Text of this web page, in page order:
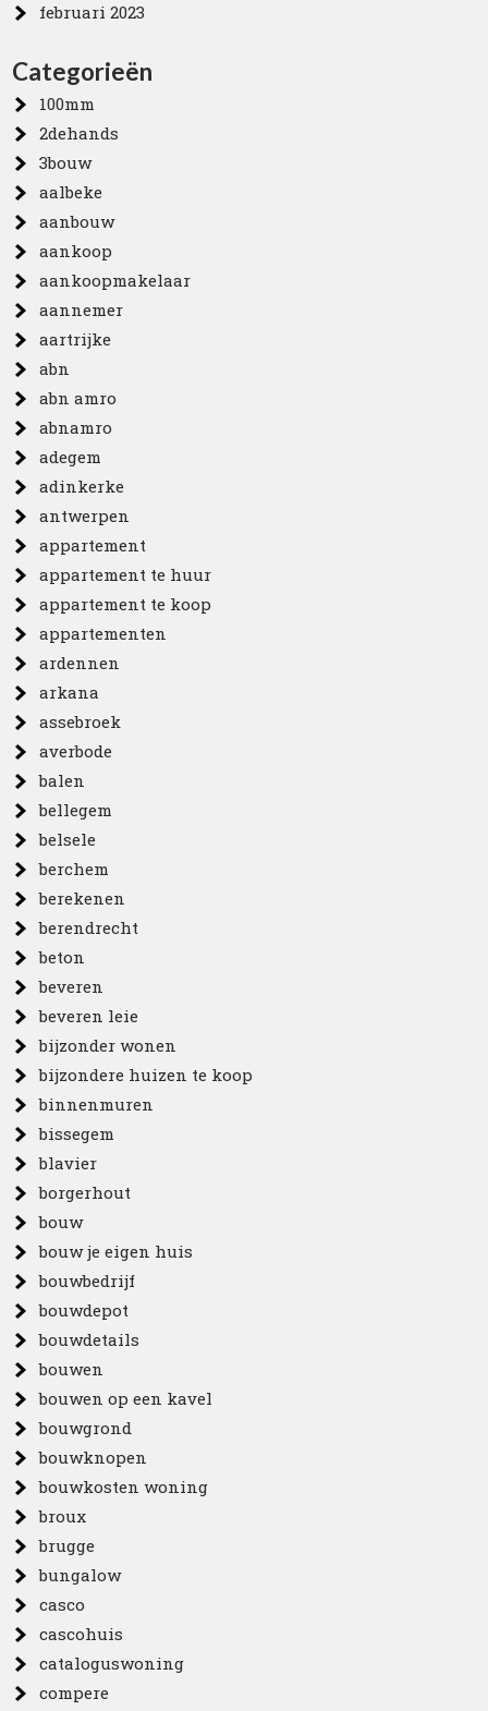
februari 2023
Categorieën
100mm
2dehands
3bouw
aalbeke
aanbouw
aankoop
aankoopmakelaar
aannemer
aartrijke
abn
abn amro
abnamro
adegem
adinkerke
antwerpen
appartement
appartement te huur
appartement te koop
appartementen
ardennen
arkana
assebroek
averbode
balen
bellegem
belsele
berchem
berekenen
berendrecht
beton
beveren
beveren leie
bijzonder wonen
bijzondere huizen te koop
binnenmuren
bissegem
blavier
borgerhout
bouw
bouw je eigen huis
bouwbedrijf
bouwdepot
bouwdetails
bouwen
bouwen op een kavel
bouwgrond
bouwknopen
bouwkosten woning
broux
brugge
bungalow
casco
cascohuis
cataloguswoning
compere